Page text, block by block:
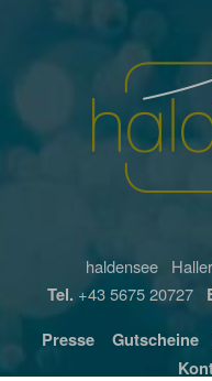
haldensee
Tel. +43 5675 20727
Presse Gutscheine